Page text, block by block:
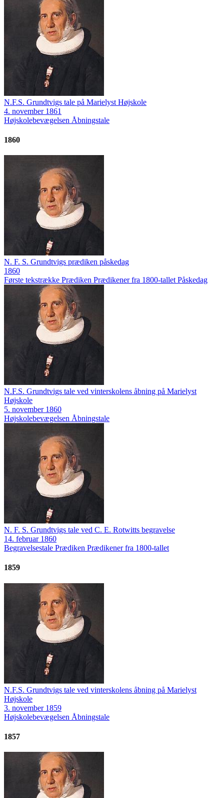
N.F.S. Grundtvigs tale på Marielyst Højskole
4. november 1861
Højskolebevægelsen Åbningstale
1860
N. F. S. Grundtvigs prædiken påskedag
1860
Første tekstrække Prædiken Prædikener fra 1800-tallet Påskedag
N.F.S. Grundtvigs tale ved vinterskolens åbning på Marielyst
Højskole
5. november 1860
Højskolebevægelsen Åbningstale
N. F. S. Grundtvigs tale ved C. E. Rotwitts begravelse
14. februar 1860
Begravelsestale Prædiken Prædikener fra 1800-tallet
1859
N.F.S. Grundtvigs tale ved vinterskolens åbning på Marielyst
Højskole
3. november 1859
Højskolebevægelsen Åbningstale
1857